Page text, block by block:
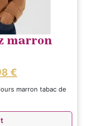
marron
€
marron tabac de